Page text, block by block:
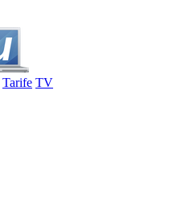
Tarife TV